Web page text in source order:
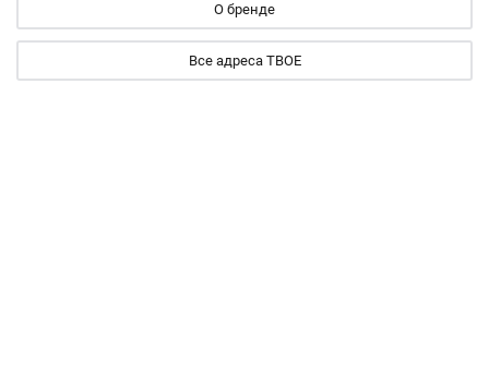
О бренде
Все адреса ТВОЕ